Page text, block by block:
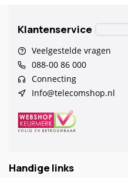
Klantenservice
Veelgestelde vragen
088-00 86 000
Connecting
Info@telecomshop.nl
Handige links